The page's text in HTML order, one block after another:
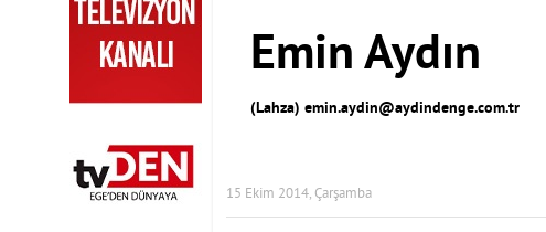
Emin Aydın
(Lahza) emin.aydin@aydindenge.com.tr
15 Ekim 2014, Çarşamba